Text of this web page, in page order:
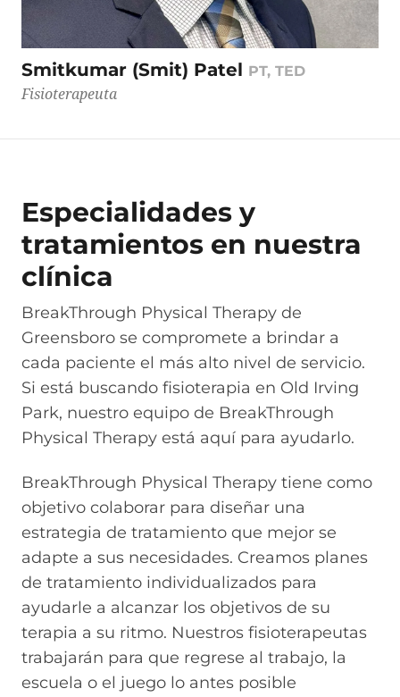
Smitkumar (Smit) Patel PT, TED
Fisioterapeuta
Especialidades y
tratamientos en nuestra
clínica
BreakThrough Physical Therapy de
Greensboro se compromete a brindar a
cada paciente el más alto nivel de servicio.
Si está buscando fisioterapia en Old Irving
Park, nuestro equipo de BreakThrough
Physical Therapy está aquí para ayudarlo.
BreakThrough Physical Therapy tiene como
objetivo colaborar para diseñar una
estrategia de tratamiento que mejor se
adapte a sus necesidades. Creamos planes
de tratamiento individualizados para
ayudarle a alcanzar los objetivos de su
terapia a su ritmo. Nuestros fisioterapeutas
trabajarán para que regrese al trabajo, la
escuela o el juego lo antes posible